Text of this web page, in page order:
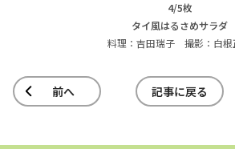
4/5枚
タイ風はるさめサラダ
料理：吉田瑞子 撮影：白根
前へ 記事に戻る